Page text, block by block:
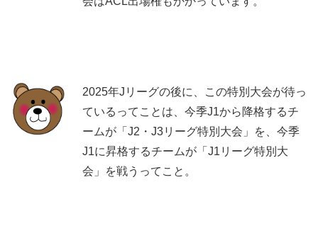
2025年Jリーグの後に、この特別大会が待っ
ているってことは、今季J1から降格するチ
ームが「J2・J3リーグ特別大会」を、今季
J1に昇格するチームが「J1リーグ特別大
会」を戦うってこと。